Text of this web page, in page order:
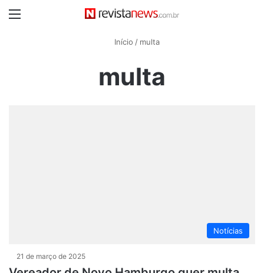
Início / multa
multa
Notícias
21 de março de 2025